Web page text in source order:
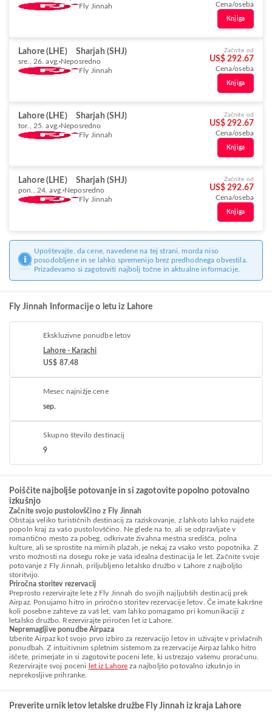
Fly Jinnah
Cena/oseba
Knjiga
Lahore (LHE) Sharjah (SHJ)
sre., 26. avg. Neposredno
Fly Jinnah
Začnite od
US$ 292.67
Cena/oseba
Knjiga
Lahore (LHE) Sharjah (SHJ)
tor., 25. avg. Neposredno
Fly Jinnah
Začnite od
US$ 292.67
Cena/oseba
Knjiga
Lahore (LHE) Sharjah (SHJ)
pon., 24. avg. Neposredno
Fly Jinnah
Začnite od
US$ 292.67
Cena/oseba
Knjiga
Upoštevajte, da cene, navedene na tej strani, morda niso
posodobljene in se lahko spremenijo brez predhodnega obvestila.
Prizadevamo si zagotoviti najbolj točne in aktualne informacije.
Fly Jinnah Informacije o letu iz Lahore
Ekskluzivne ponudbe letov
Lahore - Karachi
US$ 87.48
Mesec najnižje cene
sep.
Skupno število destinacij
9
Poiščite najboljše potovanje in si zagotovite popolno potovalno
izkušnjo
Začnite svojo pustolovščino z Fly Jinnah
Obstaja veliko turističnih destinacij za raziskovanje, z lahkoto lahko najdete
popoln kraj za vašo pustolovščino. Ne glede na to, ali se odpravljate v
romantično mesto za pobeg, odkrivate živahna mestna središča, polna
kulture, ali se sprostite na mirnih plažah, je nekaj za vsako vrsto popotnika. Z
vrsto možnosti na dosegu roke je vaša idealna destinacija le let. Začnite svoje
potovanje z Fly Jinnah, priljubljeno letalsko družbo v Lahore z najboljšo
storitvijo.
Priročna storitev rezervacij
Preprosto rezervirajte lete z Fly Jinnah do svojih najljubših destinacij prek
Airpaz. Ponujamo hitro in priročno storitev rezervacije letov. Če imate kakršne
koli posebne zahteve za vaš let, vam lahko pomagamo pri komunikaciji z
letalsko družbo. Rezervirajte priročen let iz Lahore.
Nepremagljive ponudbe Airpaza
Izberite Airpaz kot svojo prvo izbiro za rezervacijo letov in uživajte v privlačnih
ponudbah. Z intuitivnim spletnim sistemom za rezervacije Airpaz lahko hitro
iščete, primerjate in si zagotovite poceni lete, ki ustrezajo vašemu proračunu.
Rezervirajte svoj poceni
let iz Lahore za najboljšo potovalno izkušnjo in
neprekosljive prihranke.
Preverite urnik letov letalske družbe Fly Jinnah iz kraja Lahore